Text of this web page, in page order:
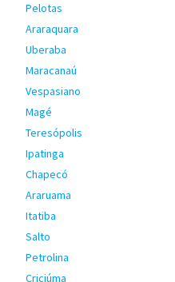
Pelotas
Araraquara
Uberaba
Maracanaú
Vespasiano
Magé
Teresópolis
Ipatinga
Chapecó
Araruama
Itatiba
Salto
Petrolina
Criciúma